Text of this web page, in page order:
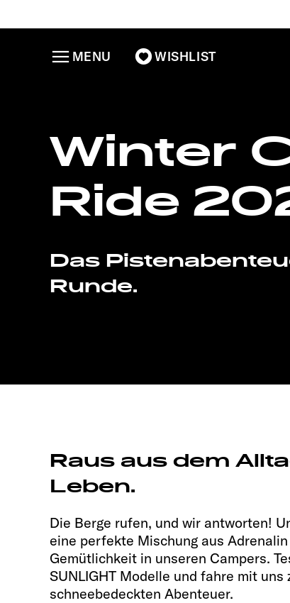
WISHLIST
MENU
Winter
Ride
Das
Runde.
Raus aus dem
Leben.
Die Berge rufen, und wir antworten!
eine perfekte Mischung aus
Gemütlichkeit in unseren Campers.
SUNLIGHT Modelle und fahre mit uns
schneebedeckten Abenteuer.